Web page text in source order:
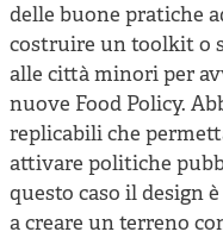
delle buone pratiche
costruire un toolkit o
alle città minori per
nuove Food Policy.
replicabili che
attivare politiche
questo caso il design
a creare un terreno